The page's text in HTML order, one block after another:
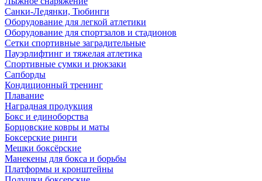
Санки-Ледянки, Тюбинги
Оборудование для легкой атлетики
Оборудование для спортзалов и стадионов
Сетки спортивные заградительные
Пауэрлифтинг и тяжелая атлетика
Спортивные сумки и рюкзаки
Сапборды
Кондиционный тренинг
Плавание
Наградная продукция
Бокс и единоборства
Борцовские ковры и маты
Боксерские ринги
Мешки боксёрские
Манекены для бокса и борьбы
Платформы и кронштейны